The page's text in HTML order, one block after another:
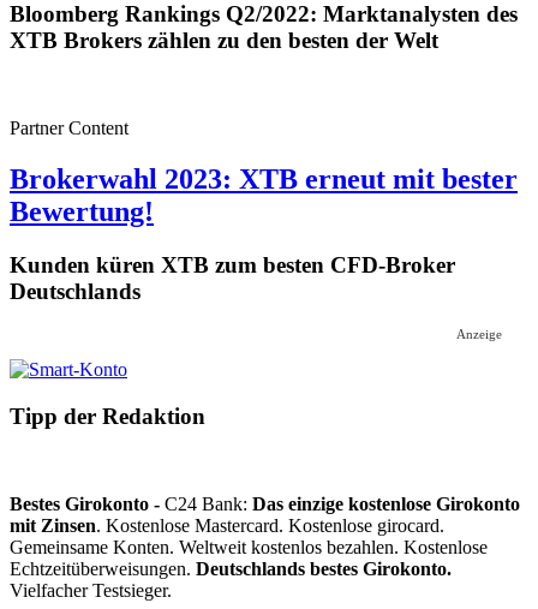
Bloomberg Rankings Q2/2022: Marktanalysten des
XTB Brokers zählen zu den besten der Welt
Partner Content
Brokerwahl 2023: XTB erneut mit bester
Bewertung!
Kunden küren XTB zum besten CFD-Broker
Deutschlands
Anzeige
Tipp der Redaktion
Bestes Girokonto - C24 Bank: Das einzige kostenlose Girokonto
mit Zinsen. Kostenlose Mastercard. Kostenlose girocard.
Gemeinsame Konten. Weltweit kostenlos bezahlen. Kostenlose
Echtzeitüberweisungen. Deutschlands bestes Girokonto.
Vielfacher Testsieger.